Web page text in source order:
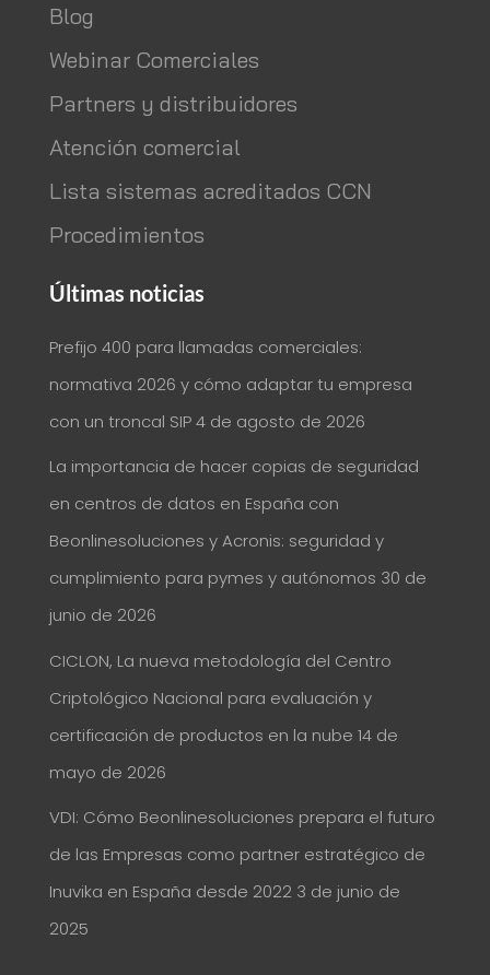
Blog
Webinar Comerciales
Partners y distribuidores
Atención comercial
Lista sistemas acreditados CCN
Procedimientos
Últimas noticias
Prefijo 400 para llamadas comerciales:
normativa 2026 y cómo adaptar tu empresa
con un troncal SIP 4 de agosto de 2026
La importancia de hacer copias de seguridad
en centros de datos en España con
Beonlinesoluciones y Acronis: seguridad y
cumplimiento para pymes y autónomos 30 de
junio de 2026
CICLON, La nueva metodología del Centro
Criptológico Nacional para evaluación y
certificación de productos en la nube 14 de
mayo de 2026
VDI: Cómo Beonlinesoluciones prepara el futuro
de las Empresas como partner estratégico de
Inuvika en España desde 2022 3 de junio de
2025